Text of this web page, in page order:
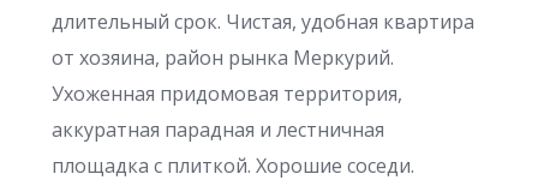
длительный срок. Чистая, удобная квартира
от хозяина, район рынка Меркурий.
Ухоженная придомовая территория,
аккуратная парадная и лестничная
площадка с плиткой. Хорошие соседи.